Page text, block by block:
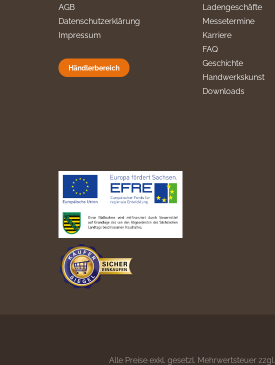
AGB
Datenschutzerklärung
Impressum
Händlerbereich
Ladengeschäfte
Messetermine
Karriere
FAQ
Geschichte
Handwerkskunst
Downloads
Alle Preise exkl. gesetzl. Mehrwertsteuer zzgl.